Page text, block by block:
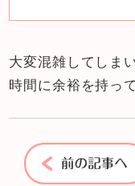
大変混雑してしま
時間に余裕を持っ